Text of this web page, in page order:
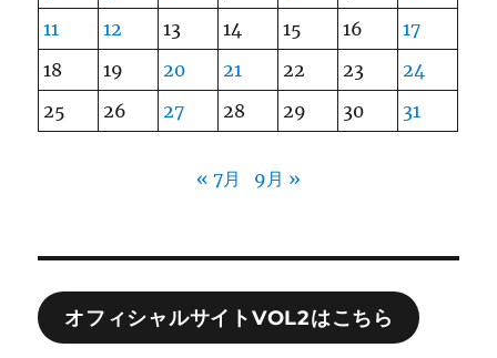
11
12 13 14 15 16
17
18
19 20 21 22 23
24
25
26 27 28 29 30 31
« 7月 9月 »
オフィシャルサイトVOL2はこちら